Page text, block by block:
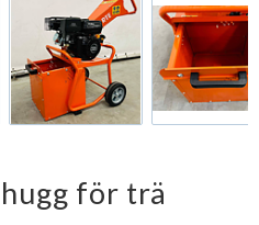
för trä